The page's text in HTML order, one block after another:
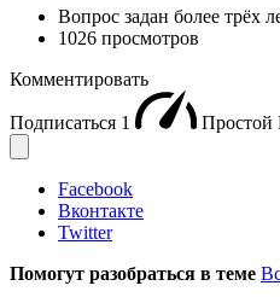
Вопрос задан более трёх
1026 просмотров
Комментировать
Подписаться 1 Простой
Facebook
Вконтакте
Twitter
Помогут разобраться в теме